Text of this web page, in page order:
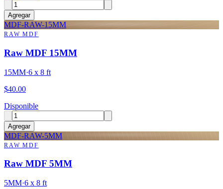
Agregar
MDF-RAW-15MM
RAW MDF
Raw MDF 15MM
15MM·6 x 8 ft
$40.00
Disponible
Agregar
MDF-RAW-5MM
RAW MDF
Raw MDF 5MM
5MM·6 x 8 ft